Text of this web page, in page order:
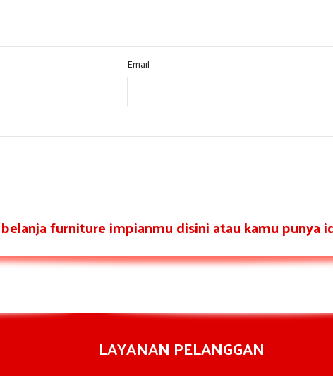
Email
furniture impianmu disini atau kamu punya
LAYANAN PELANGGAN